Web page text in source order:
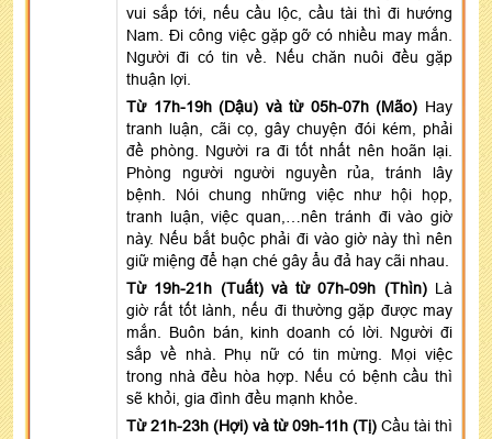
vui sắp tới, nếu cầu lộc, cầu tài thì đi hướng
Nam. Đi công việc gặp gỡ có nhiều may mắn.
Người đi có tin về. Nếu chăn nuôi đều gặp
thuận lợi.
Từ 17h-19h (Dậu) và từ 05h-07h (Mão) Hay
tranh luận, cãi cọ, gây chuyện đói kém, phải
đề phòng. Người ra đi tốt nhất nên hoãn lại.
Phòng người người nguyền rủa, tránh lây
bệnh. Nói chung những việc như hội họp,
tranh luận, việc quan,…nên tránh đi vào giờ
này. Nếu bắt buộc phải đi vào giờ này thì nên
giữ miệng để hạn ché gây ẩu đả hay cãi nhau.
Từ 19h-21h (Tuất) và từ 07h-09h (Thìn) Là
giờ rất tốt lành, nếu đi thường gặp được may
mắn. Buôn bán, kinh doanh có lời. Người đi
sắp về nhà. Phụ nữ có tin mừng. Mọi việc
trong nhà đều hòa hợp. Nếu có bệnh cầu thì
sẽ khỏi, gia đình đều mạnh khỏe.
Từ 21h-23h (Hợi) và từ 09h-11h (Tị) Cầu tài thì